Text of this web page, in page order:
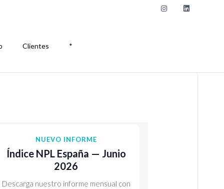
Clientes *
NUEVO INFORME
Índice NPL España — Junio
2026
Descarga nuestro informe mensual con